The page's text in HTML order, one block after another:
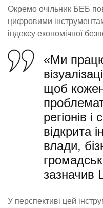
Окремо очільник БЕБ
цифровими
індексу економічної
«Ми
щоб
регіонів
відкрита
влади,
зазначив
У перспективі цей